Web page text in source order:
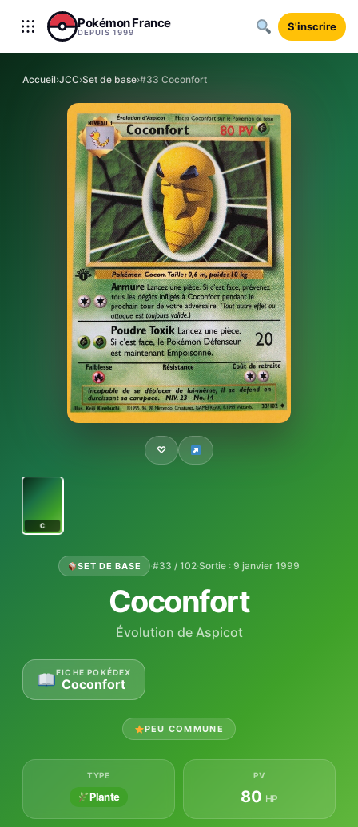
Aller au contenu
Pokémon France
DEPUIS 1999 S'inscrire
Accueil›JCC›Set de base›#33 Coconfort
♡
C
SET DE BASE ·#33 / 102·Sortie : 9 janvier 1999
Coconfort
Évolution de Aspicot
FICHE POKÉDEX
Coconfort
PEU COMMUNE
TYPE
Plante
PV
80 HP